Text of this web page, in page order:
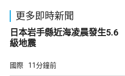
更多即時新聞
日本岩手縣近海凌晨發生5.6
級地震
國際 11分鐘前